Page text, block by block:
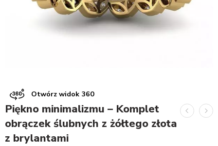
Otwórz widok 360
Piękno minimalizmu – Komplet
obrączek ślubnych z żółtego złota
z brylantami